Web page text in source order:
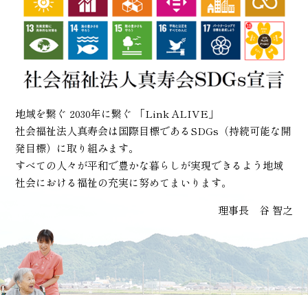
地域を繋ぐ 2030年に繋ぐ 「Link ALIVE」
社会福祉法人真寿会は国際目標であるSDGs（持続可能な開
発目標）に取り組みます。
すべての人々が平和で豊かな暮らしが実現できるよう地域
社会における福祉の充実に努めてまいります。
理事長 谷 智之